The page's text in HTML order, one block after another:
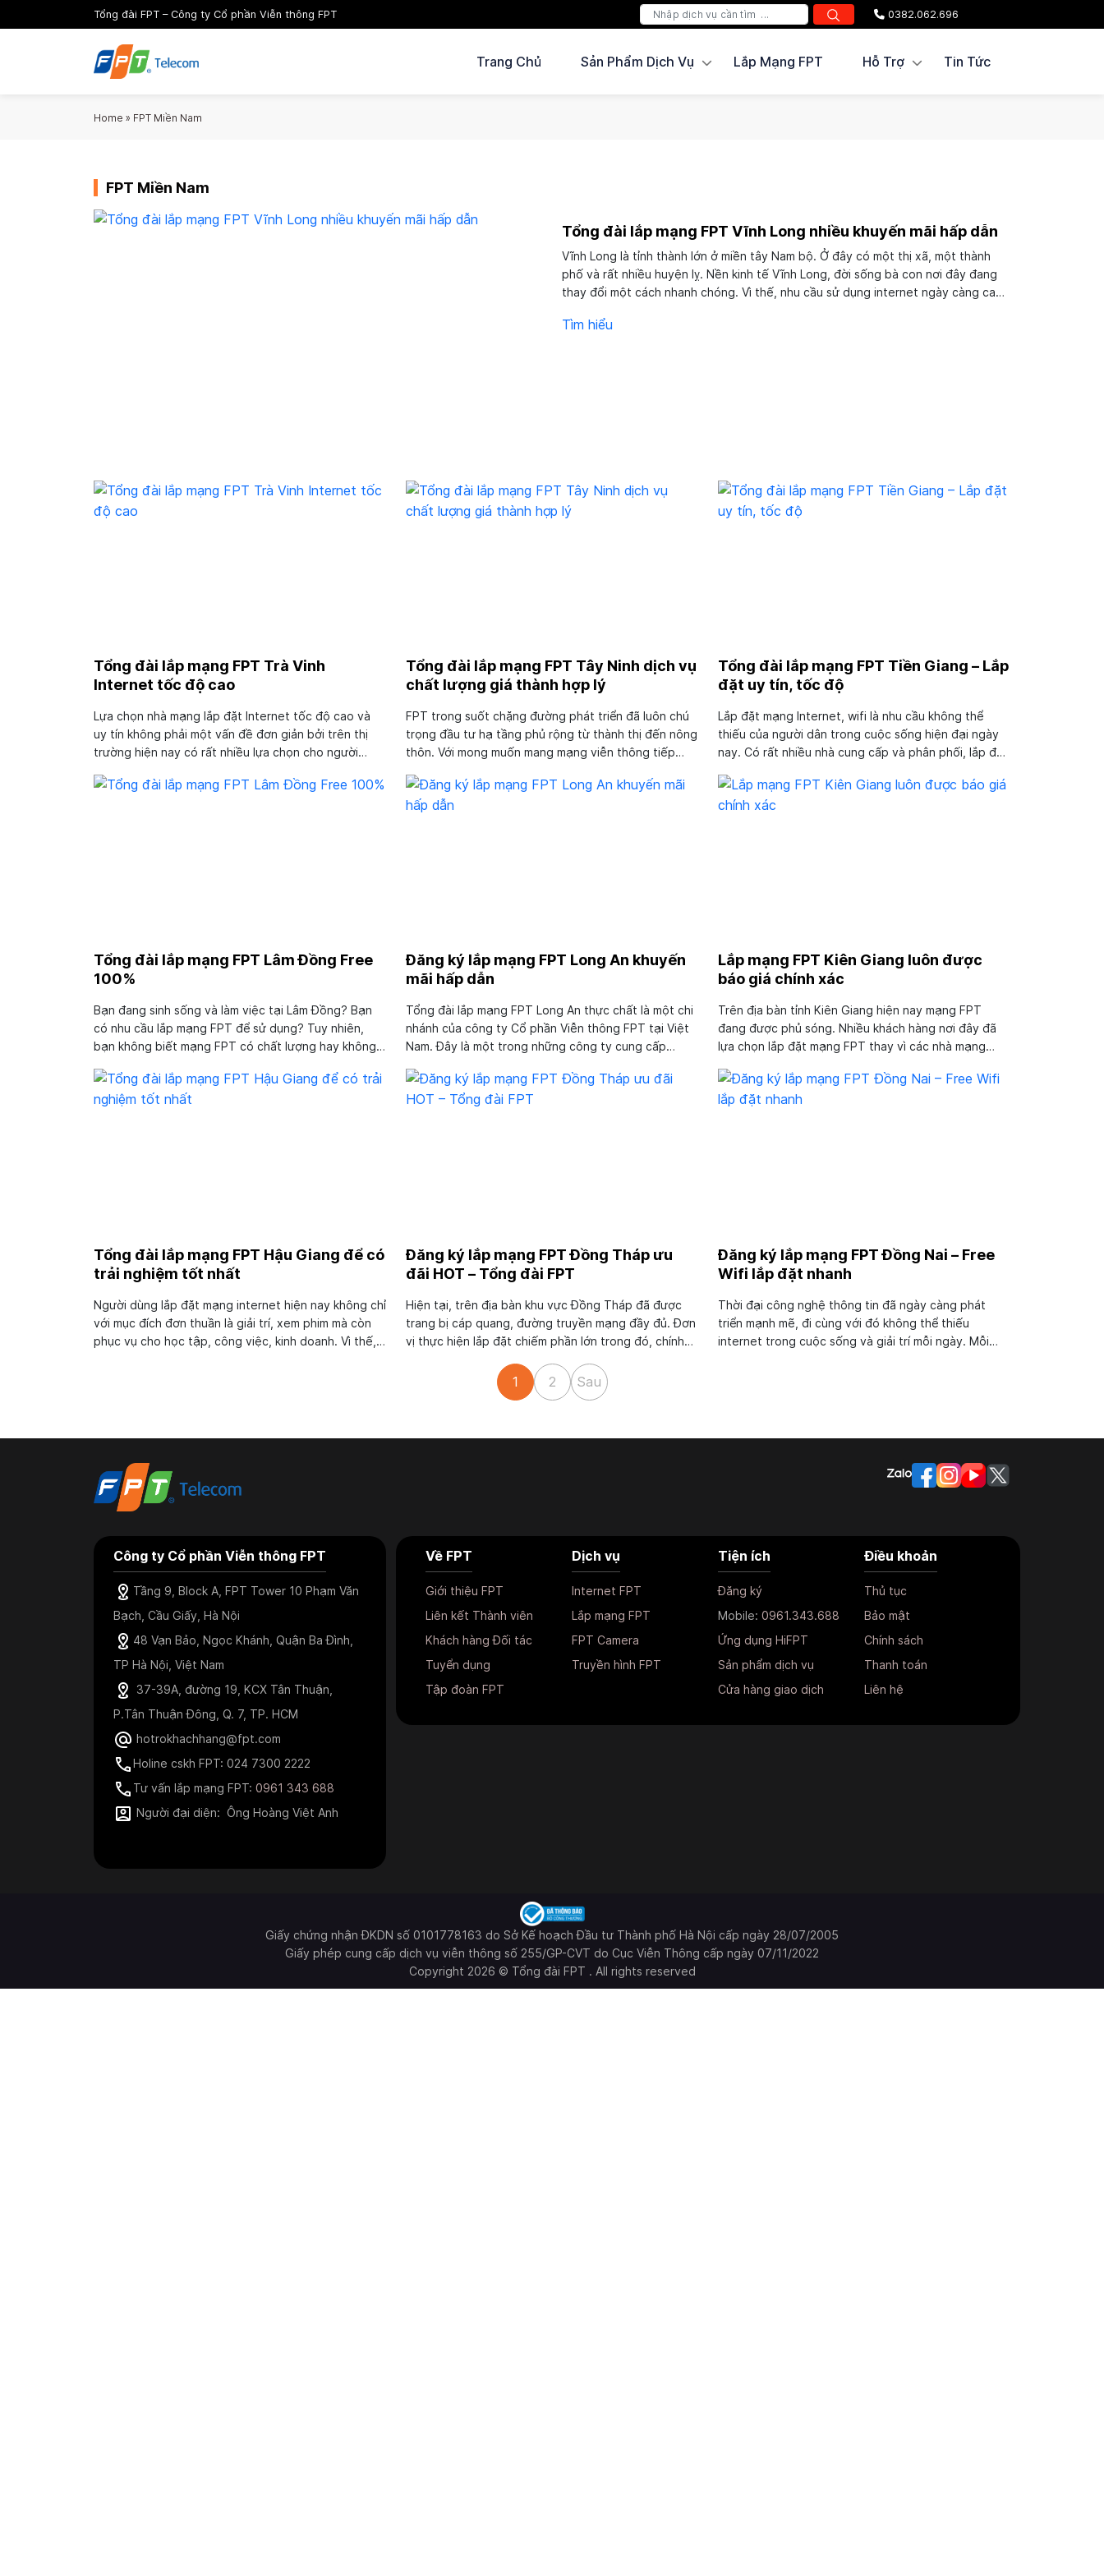
Tổng đài FPT – Công ty Cổ phần Viễn thông FPT 0382.062.696
Trang Chủ Sản Phẩm Dịch Vụ Lắp Mạng FPT Hỗ Trợ Tin Tức
Home » FPT Miền Nam
FPT Miền Nam
Tổng đài lắp mạng FPT Vĩnh Long nhiều khuyến mãi hấp dẫn
Vĩnh Long là tỉnh thành lớn ở miền tây Nam bộ. Ở đây có một thị xã, một thành
phố và rất nhiều huyện lỵ. Nền kinh tế Vĩnh Long, đời sống bà con nơi đây đang
thay đổi một cách nhanh chóng. Vì thế, nhu cầu sử dụng internet ngày càng cao.
Tìm hiểu
Tổng đài lắp mạng FPT Trà Vinh
Internet tốc độ cao
Lựa chọn nhà mạng lắp đặt Internet tốc độ cao và
uy tín không phải một vấn đề đơn giản bởi trên thị
trường hiện nay có rất nhiều lựa chọn cho người
FPT Trà Vinh chắc chắn là lựa chọn chất lượng và
Tổng đài lắp mạng FPT Tây Ninh dịch vụ
chất lượng giá thành hợp lý
FPT trong suốt chặng đường phát triển đã luôn chú
trọng đầu tư hạ tầng phủ rộng từ thành thị đến nông
thôn. Với mong muốn mang mạng viễn thông tiếp
lập riêng kênh tổng đài lắp mạng FPT Tây Ninh có
trụ sở đặt tại...
Tổng đài lắp mạng FPT Tiền Giang – Lắp
đặt uy tín, tốc độ
Lắp đặt mạng Internet, wifi là nhu cầu không thể
thiếu của người dân trong cuộc sống hiện đại ngày
nay. Có rất nhiều nhà cung cấp và phân phối, lắp đặt
cầu này, tổng đài lắp mạng FPT Tiền Giang là một
trong số đó....
Tổng đài lắp mạng FPT Lâm Đồng Free
100%
Bạn đang sinh sống và làm việc tại Lâm Đồng? Bạn
có nhu cầu lắp mạng FPT để sử dụng? Tuy nhiên,
bạn không biết mạng FPT có chất lượng hay không?
lắp mạng FPT Lâm Đồng ngay bây giờ để được tận
hưởng dịch vụ tốt...
Đăng ký lắp mạng FPT Long An khuyến
mãi hấp dẫn
Tổng đài lắp mạng FPT Long An thực chất là một chi
nhánh của công ty Cổ phần Viễn thông FPT tại Việt
Nam. Đây là một trong những công ty cung cấp
quan tâm tới các sản phẩm dịch vụ Viễn Thông FPT
Long...
Lắp mạng FPT Kiên Giang luôn được
báo giá chính xác
Trên địa bàn tỉnh Kiên Giang hiện nay mạng FPT
đang được phủ sóng. Nhiều khách hàng nơi đây đã
lựa chọn lắp đặt mạng FPT thay vì các nhà mạng
khách hàng băn khoăn, không biết nên liên hệ tổng
đài lắp mạng FPT Kiên Giang không....
Tổng đài lắp mạng FPT Hậu Giang để có
trải nghiệm tốt nhất
Người dùng lắp đặt mạng internet hiện nay không chỉ
với mục đích đơn thuần là giải trí, xem phim mà còn
phục vụ cho học tập, công việc, kinh doanh. Vì thế,
Đăng ký lắp mạng FPT Đồng Tháp ưu
đãi HOT – Tổng đài FPT
Hiện tại, trên địa bàn khu vực Đồng Tháp đã được
trang bị cáp quang, đường truyền mạng đầy đủ. Đơn
vị thực hiện lắp đặt chiếm phần lớn trong đó, chính
cung cấp dịch vụ internet, cáp quang được khách
Đăng ký lắp mạng FPT Đồng Nai – Free
Wifi lắp đặt nhanh
Thời đại công nghệ thông tin đã ngày càng phát
triển mạnh mẽ, đi cùng với đó không thể thiếu
internet trong cuộc sống và giải trí mỗi ngày. Mỗi
1 2 Sau
Công ty Cổ phần Viễn thông FPT
Tầng 9, Block A, FPT Tower 10 Phạm Văn
Bạch, Cầu Giấy, Hà Nội
48 Vạn Bảo, Ngọc Khánh, Quận Ba Đình,
TP Hà Nội, Việt Nam
37-39A, đường 19, KCX Tân Thuận,
P.Tân Thuận Đông, Q. 7, TP. HCM
hotrokhachhang@fpt.com
Holine cskh FPT: 024 7300 2222
Tư vấn lắp mạng FPT: 0961 343 688
Người đại diện: Ông Hoàng Việt Anh
Về FPT
Giới thiệu FPT
Liên kết Thành viên
Khách hàng Đối tác
Tuyển dụng
Tập đoàn FPT
Dịch vụ
Internet FPT
Lắp mạng FPT
FPT Camera
Truyền hình FPT
Tiện ích
Đăng ký
Mobile: 0961.343.688
Ứng dụng HiFPT
Sản phẩm dịch vụ
Cửa hàng giao dịch
Điều khoản
Thủ tục
Bảo mật
Chính sách
Thanh toán
Liên hệ
Giấy chứng nhận ĐKDN số 0101778163 do Sở Kế hoạch Đầu tư Thành phố Hà Nội cấp ngày 28/07/2005
Giấy phép cung cấp dịch vụ viễn thông số 255/GP-CVT do Cục Viễn Thông cấp ngày 07/11/2022
Copyright 2026 © Tổng đài FPT . All rights reserved